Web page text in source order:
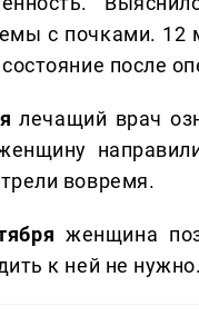
с почками. 12
после
лечащий врач
вовремя.
женщина
к ней не